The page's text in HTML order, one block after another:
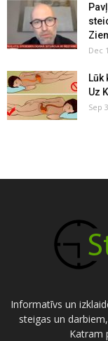
Dec
Lūk
Uz
Sep
Informatīvs un
steigas un
Katram